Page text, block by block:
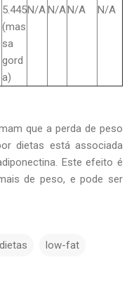
5.445
(mas
sa
gord
a)
N/A N/AN/A N/A
que a perda de peso
dietas está associada
Este efeito é
de peso, e pode ser
low-fat